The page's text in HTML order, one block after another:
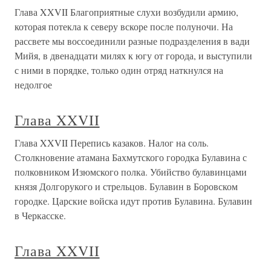
Глава XXVII Благоприятные слухи возбудили армию,
которая потекла к северу вскоре после полуночи. На
рассвете мы воссоединили разные подразделения в вади
Мийя, в двенадцати милях к югу от города, и выступили
с ними в порядке, только один отряд наткнулся на
недолгое
Глава XXVII
Глава XXVII Перепись казаков. Налог на соль.
Столкновение атамана Бахмутского городка Булавина с
полковником Изюмского полка. Убийство булавинцами
князя Долгорукого и стрельцов. Булавин в Боровском
городке. Царские войска идут против Булавина. Булавин
в Черкасске.
Глава XXVII